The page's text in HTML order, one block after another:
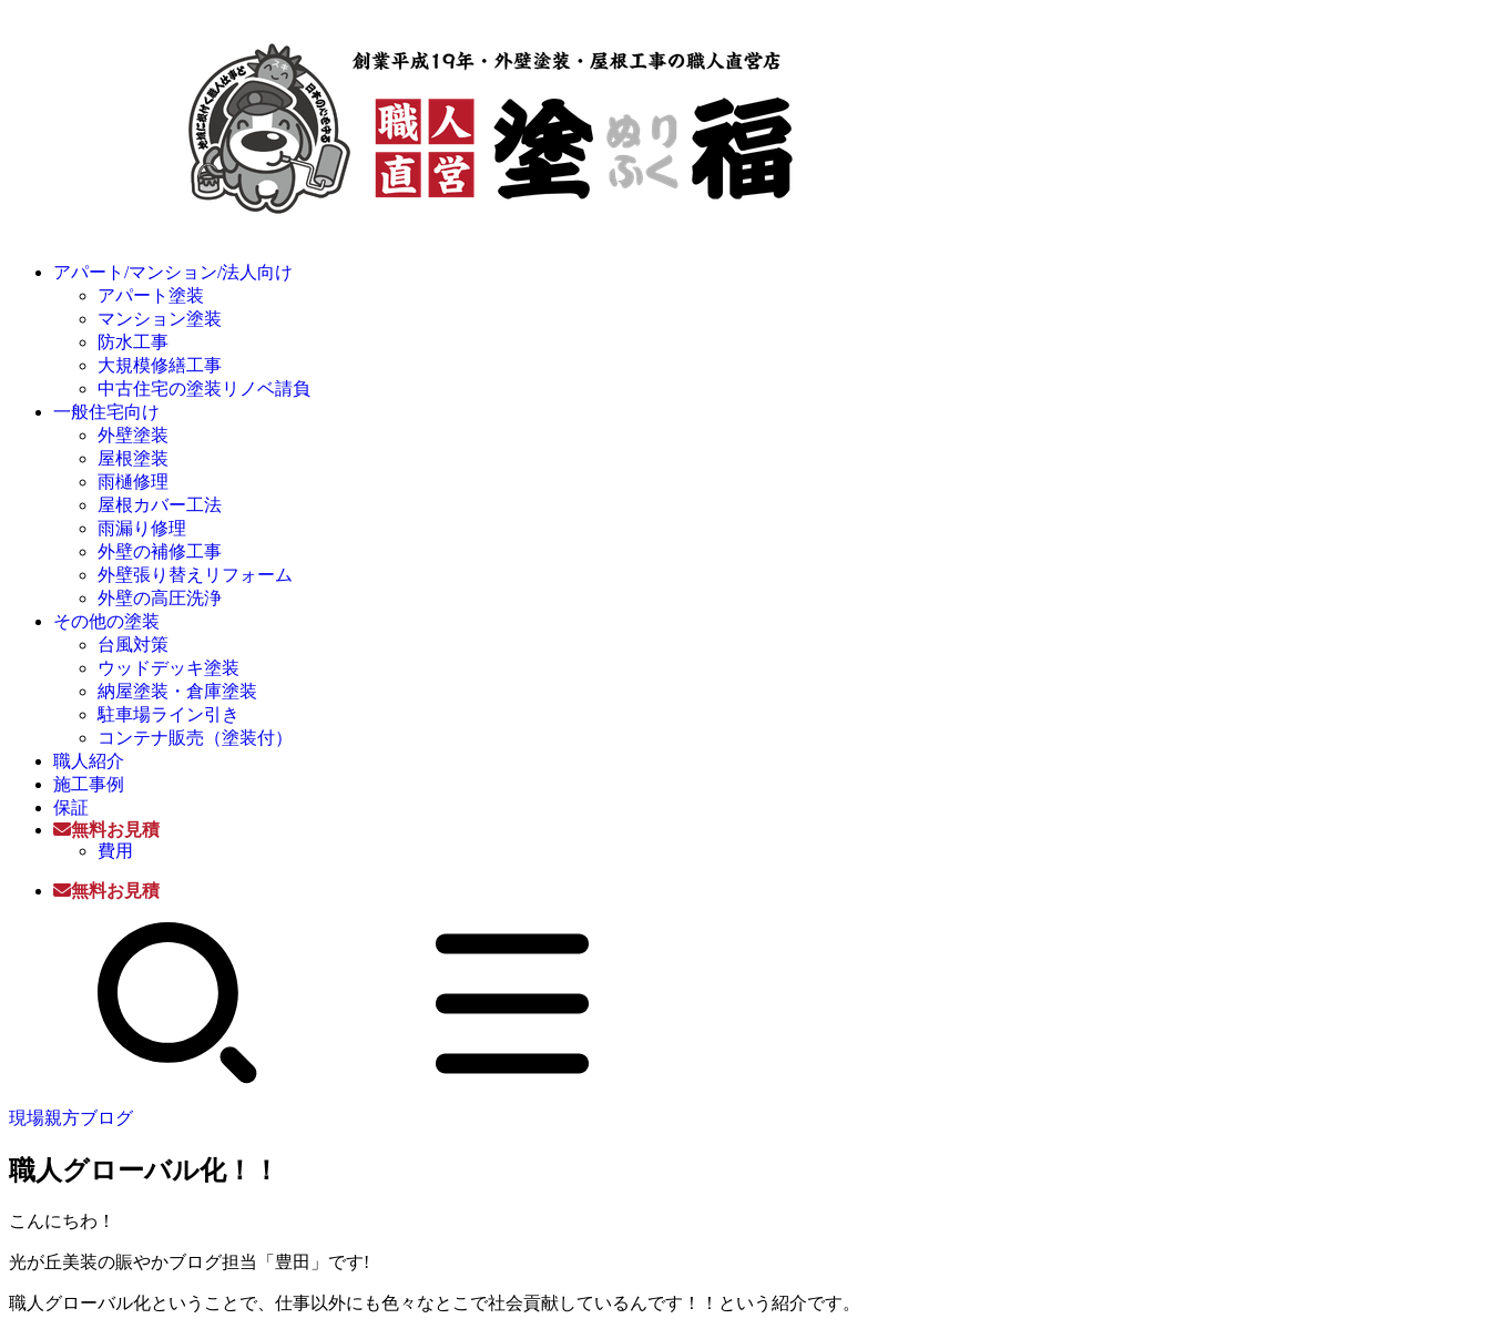
アパート/マンション/法人向け
アパート塗装
マンション塗装
防水工事
大規模修繕工事
中古住宅の塗装リノベ請負
一般住宅向け
外壁塗装
屋根塗装
雨樋修理
屋根カバー工法
雨漏り修理
外壁の補修工事
外壁張り替えリフォーム
外壁の高圧洗浄
その他の塗装
台風対策
ウッドデッキ塗装
納屋塗装・倉庫塗装
駐車場ライン引き
コンテナ販売（塗装付）
職人紹介
施工事例
保証
無料お見積
費用
無料お見積
現場親方ブログ
職人グローバル化！！
こんにちわ！
光が丘美装の賑やかブログ担当「豊田」です!
職人グローバル化ということで、仕事以外にも色々なとこで社会貢献しているんです！！という紹介です。